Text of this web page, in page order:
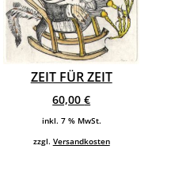
ZEIT FÜR ZEIT
60,00€
inkl. 7 % MwSt.
zzgl. Versandkosten